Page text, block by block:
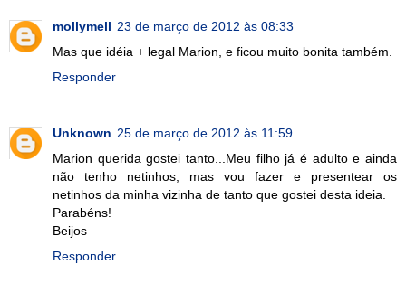
mollymell 23 de março de 2012 às 08:33
Mas que idéia + legal Marion, e ficou muito bonita também.
Responder
Unknown 25 de março de 2012 às 11:59
Marion querida gostei tanto...Meu filho já é adulto e ainda
não tenho netinhos, mas vou fazer e presentear os
netinhos da minha vizinha de tanto que gostei desta ideia.
Parabéns!
Beijos
Responder